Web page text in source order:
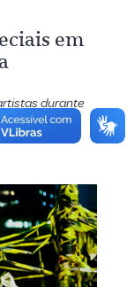
em
durante
da cena